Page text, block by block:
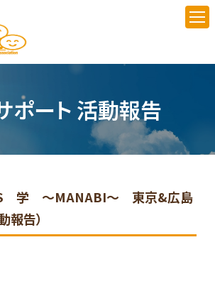
ポート 活動報告
学 ～MANABI～ 東京&広島
報告）